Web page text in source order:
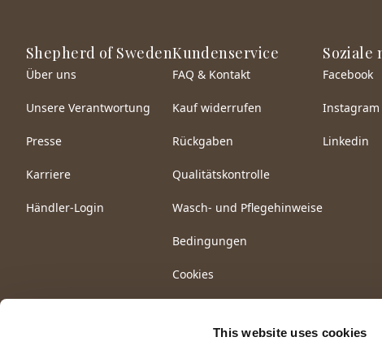
This website uses cookies
Shepherd of Sweden
Über uns
Unsere Verantwortung
Presse
Karriere
Händler-Login
Kundenservice
FAQ & Kontakt
Kauf widerrufen
Rückgaben
Qualitätskontrolle
Wasch- und Pflegehinweise
Bedingungen
Cookies
Soziale
Facebook
Instagram
Linkedin